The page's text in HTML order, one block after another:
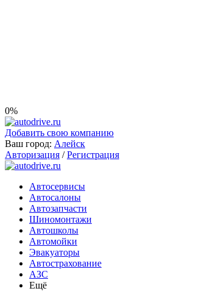
0%
Добавить свою компанию
Ваш город: Алейск
Авторизация / Регистрация
Автосервисы
Автосалоны
Автозапчасти
Шиномонтажи
Автошколы
Автомойки
Эвакуаторы
Автострахование
АЗС
Ещё